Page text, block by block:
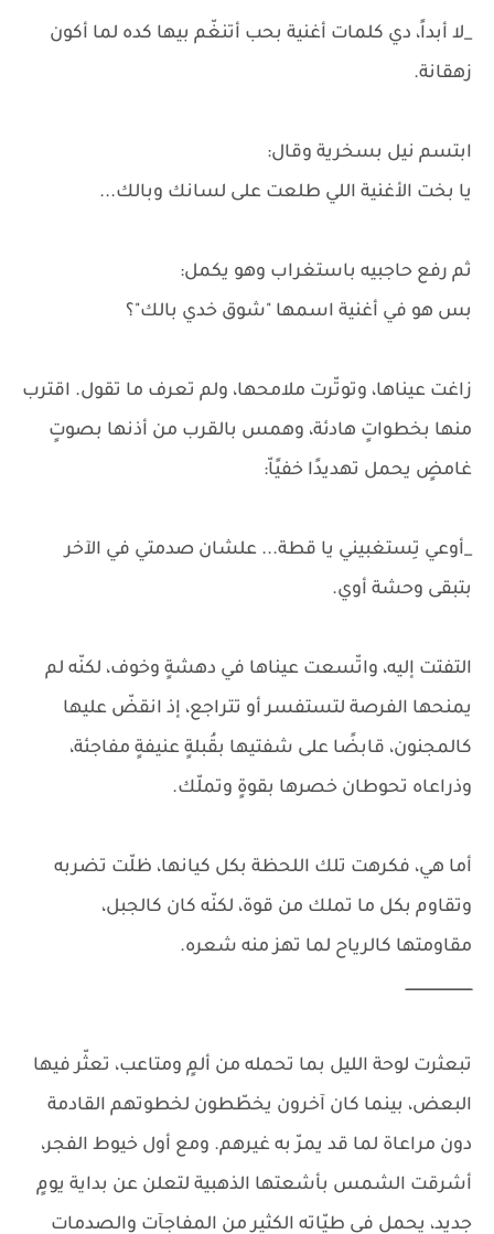
_لا أبداً، دي كلمات أغنية بحب أتنغّم بيها كده لما أكون
زهقانة.
ابتسم نيل بسخرية وقال:
يا بخت الأغنية اللي طلعت على لسانك وبالك...
ثم رفع حاجبيه باستغراب وهو يكمل:
بس هو في أغنية اسمها "شوق خدي بالك"؟
زاغت عيناها، وتوتّرت ملامحها، ولم تعرف ما تقول. اقترب
منها بخطواتٍ هادئة، وهمس بالقرب من أذنها بصوتٍ
غامضٍ يحمل تهديدًا خفيًاّ:
_أوعي تِستغبيني يا قطة... علشان صدمتي في الآخر
بتبقى وحشة أوي.
التفتت إليه، واتّسعت عيناها في دهشةٍ وخوف، لكنّه لم
يمنحها الفرصة لتستفسر أو تتراجع، إذ انقضّ عليها
كالمجنون، قابضًا على شفتيها بقُبلةٍ عنيفةٍ مفاجئة،
وذراعاه تحوطان خصرها بقوةٍ وتملّك.
أما هي، فكرهت تلك اللحظة بكل كيانها، ظلّت تضربه
وتقاوم بكل ما تملك من قوة، لكنّه كان كالجبل،
مقاومتها كالرياح لما تهز منه شعره.
ــــــــــــــــــــــــــــــ
تبعثرت لوحة الليل بما تحمله من ألمٍ ومتاعب، تعثّر فيها
البعض، بينما كان آخرون يخطّطون لخطوتهم القادمة
دون مراعاة لما قد يمرّ به غيرهم. ومع أول خيوط الفجر،
أشرقت الشمس بأشعتها الذهبية لتعلن عن بداية يومٍ
جديد، يحمل في طيّاته الكثير من المفاجآت والصدمات